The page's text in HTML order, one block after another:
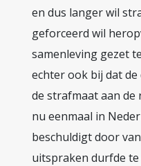
en dus langer wil
geforceerd wil
samenleving gezet
echter ook bij dat
de strafmaat aan de
nu eenmaal in
beschuldigt door
uitspraken durfde